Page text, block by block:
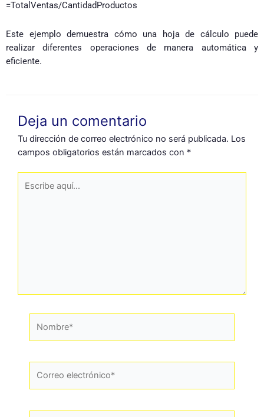
=TotalVentas/CantidadProductos
Este ejemplo demuestra cómo una hoja de cálculo puede
realizar diferentes operaciones de manera automática y
eficiente.
Deja un comentario
Tu dirección de correo electrónico no será publicada. Los
campos obligatorios están marcados con *